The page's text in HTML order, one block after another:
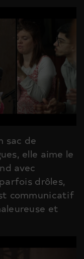
sac de
elle aime le
avec
drôles,
communicatif
et